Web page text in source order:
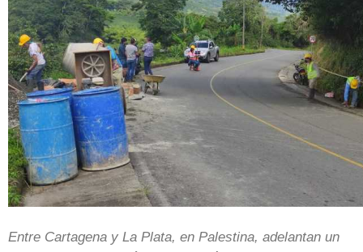
Entre Cartagena y La Plata, en Palestina, adelantan un